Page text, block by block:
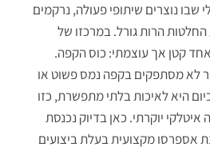
שבו נוצרים שיתופי פעולה, נרקמים
הרות גורל. במרכזו של
קטן אך עוצמתי: כוס הקפה.
לא מסתפקים בקפה נמס פשוט או
היא לאיכות בלתי מתפשרת, כזו
יוקרתי. כאן בדיוק נכנסת
אספרסו מקצועית בעלת ביצועים